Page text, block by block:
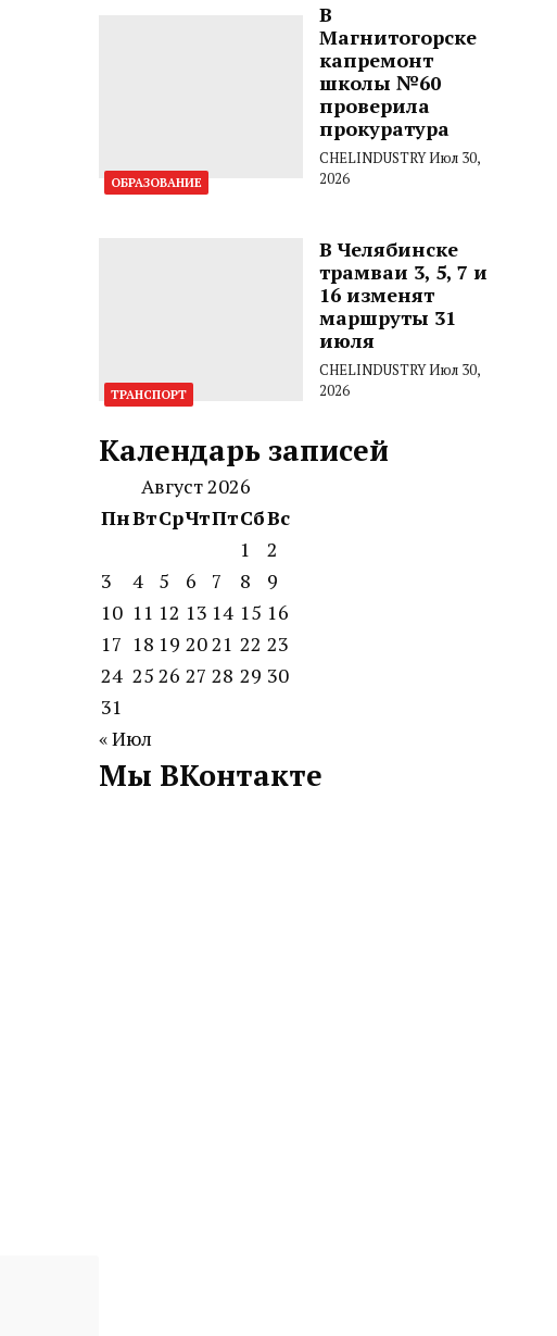
ОБРАЗОВАНИЕ
В
Магнитогорске
капремонт
школы №60
проверила
прокуратура
CHELINDUSTRYИюл 30,
2026
ТРАНСПОРТ
В Челябинске
трамваи 3, 5, 7 и
16 изменят
маршруты 31
июля
CHELINDUSTRYИюл 30,
2026
Календарь записей
Август 2026
ПнВтСрЧтПтСбВс
1
2
3
4 5 6 7 8
9
10 11 12 13 14 15 16
17 18 19 2021 22 23
24 25 26 27 28 29 30
31
« Июл
Мы ВКонтакте